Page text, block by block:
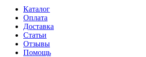
Каталог
Оплата
Доставка
Статьи
Отзывы
Помощь